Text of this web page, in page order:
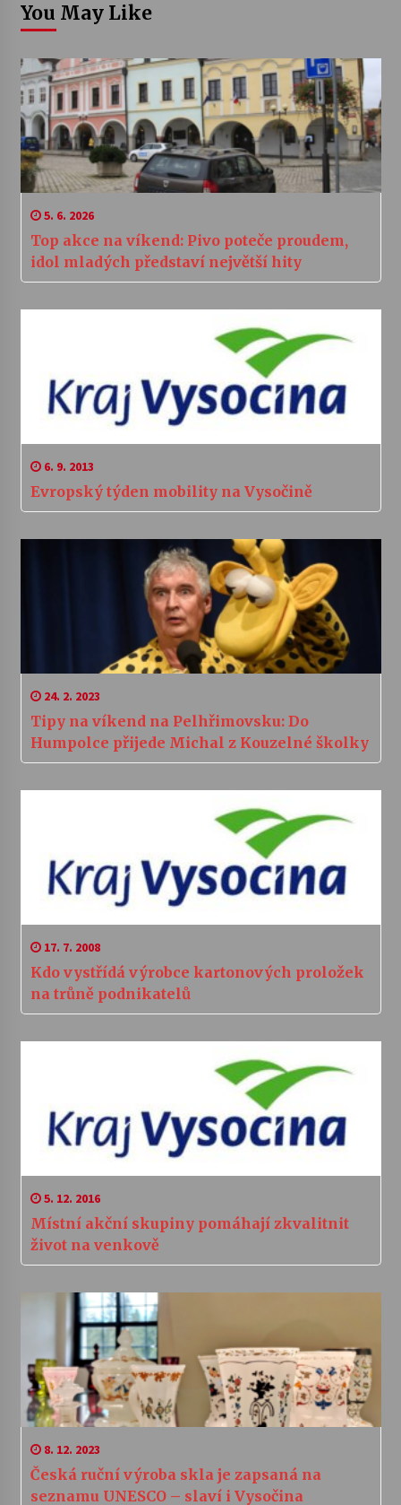
You May Like
5. 6. 2026
Top akce na víkend: Pivo poteče proudem,
idol mladých představí největší hity
6. 9. 2013
Evropský týden mobility na Vysočině
24. 2. 2023
Tipy na víkend na Pelhřimovsku: Do
Humpolce přijede Michal z Kouzelné školky
17. 7. 2008
Kdo vystřídá výrobce kartonových proložek
na trůně podnikatelů
5. 12. 2016
Místní akční skupiny pomáhají zkvalitnit
život na venkově
8. 12. 2023
Česká ruční výroba skla je zapsaná na
seznamu UNESCO – slaví i Vysočina